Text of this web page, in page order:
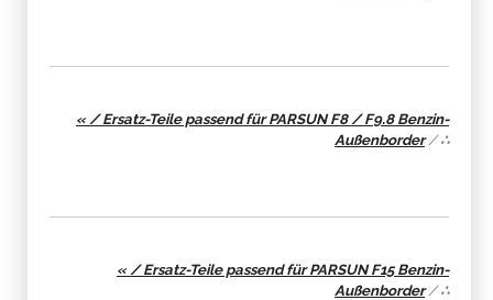
« / Ersatz-Teile passend für PARSUN F8 / F9.8 Benzin-
Außenborder/∴
« / Ersatz-Teile passend für PARSUN F15 Benzin-
Außenborder/∴